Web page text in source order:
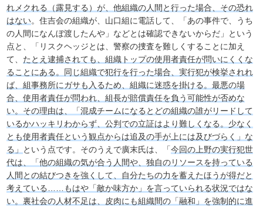
れメクれる（露見する）が、他組織の人間と行った場合、その恐れ
はない。住吉会の組織が、山口組に電話して、「あの事件で、うち
の人間になんぼ渡したんや」などとは確認できないからだ」という
点と、「リスクヘッジとは、警察の捜査を難しくすることに加え
て、 たとえ逮捕されても、組織トップの使用者責任が問いにくくな
ることにある。同じ組織で犯行を行った場合、実行犯が検挙されれ
ば、組事務所にガサも入るため、組織に迷惑を掛ける。最悪の場
合、使用者責任が問われ、組長が賠償責任を負う可能性が否めな
い。その理由は、「混成チームになるとどの組織の誰がリードして
いるかハッキリわからず、公判での立証はより難しくなる。少なく
とも使用者責任という観点からは追及の手が上には及びづらく」な
る」
という点です。そのうえで廣末氏は、「今回の上野の実行犯世
代は、「他の組織の気が合う人間や、独自のリソースを持っている
人間との結びつきを強くして、自分たちの力を蓄えたほうが得だと
考えている……もはや「敵か味方か」を言っていられる状況ではな
い。裏社会の人材不足は、皮肉にも組織間の「融和」を強制的に進